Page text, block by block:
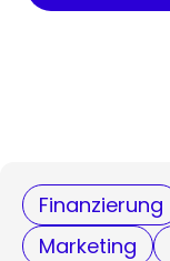
Finanzierung
Marketing